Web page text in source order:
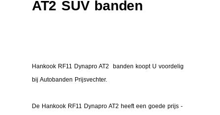
AT2 SUV banden
Hankook RF11 Dynapro AT2 banden koopt U voordelig
bij Autobanden Prijsvechter.
De Hankook RF11 Dynapro AT2 heeft een goede prijs -